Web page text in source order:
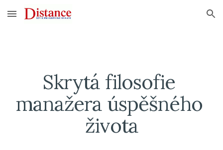
Skip to main content Skip to navigation
Skrytá filosofie
manažera úspěšného
života